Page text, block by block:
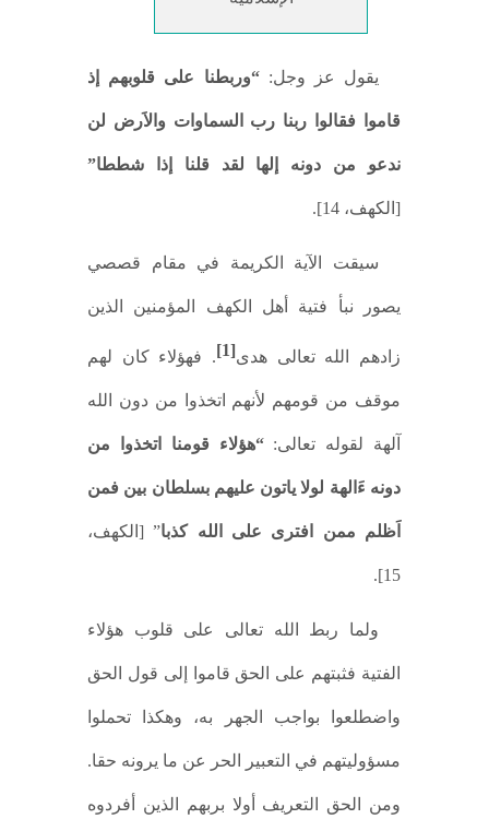
يقول عز وجل: “وربطنا على قلوبهم إذ
قاموا فقالوا ربنا رب السماوات والاَرض لن
ندعو من دونه إلها لقد قلنا إذا شططا”
[الكهف، 14].
سيقت الآية الكريمة في مقام قصصي
يصور نبأ فتية أهل الكهف المؤمنين الذين
زادهم الله تعالى هدى[1] . فهؤلاء كان لهم
موقف من قومهم لأنهم اتخذوا من دون الله
آلهة لقوله تعالى:“هؤلاء قومنا اتخذوا من
دونه ءَالهة لولا ياتون عليهم بسلطان بين فمن
اَظلم ممن افترى على الله كذبا” [الكهف،
15].
ولما ربط الله تعالى على قلوب هؤلاء
الفتية فثبتهم على الحق قاموا إلى قول الحق
واضطلعوا بواجب الجهر به، وهكذا تحملوا
مسؤوليتهم في التعبير الحر عن ما يرونه حقا.
ومن الحق التعريف أولا بربهم الذين أفردوه